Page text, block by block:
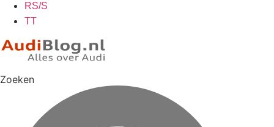
RS/S
TT
Zoeken